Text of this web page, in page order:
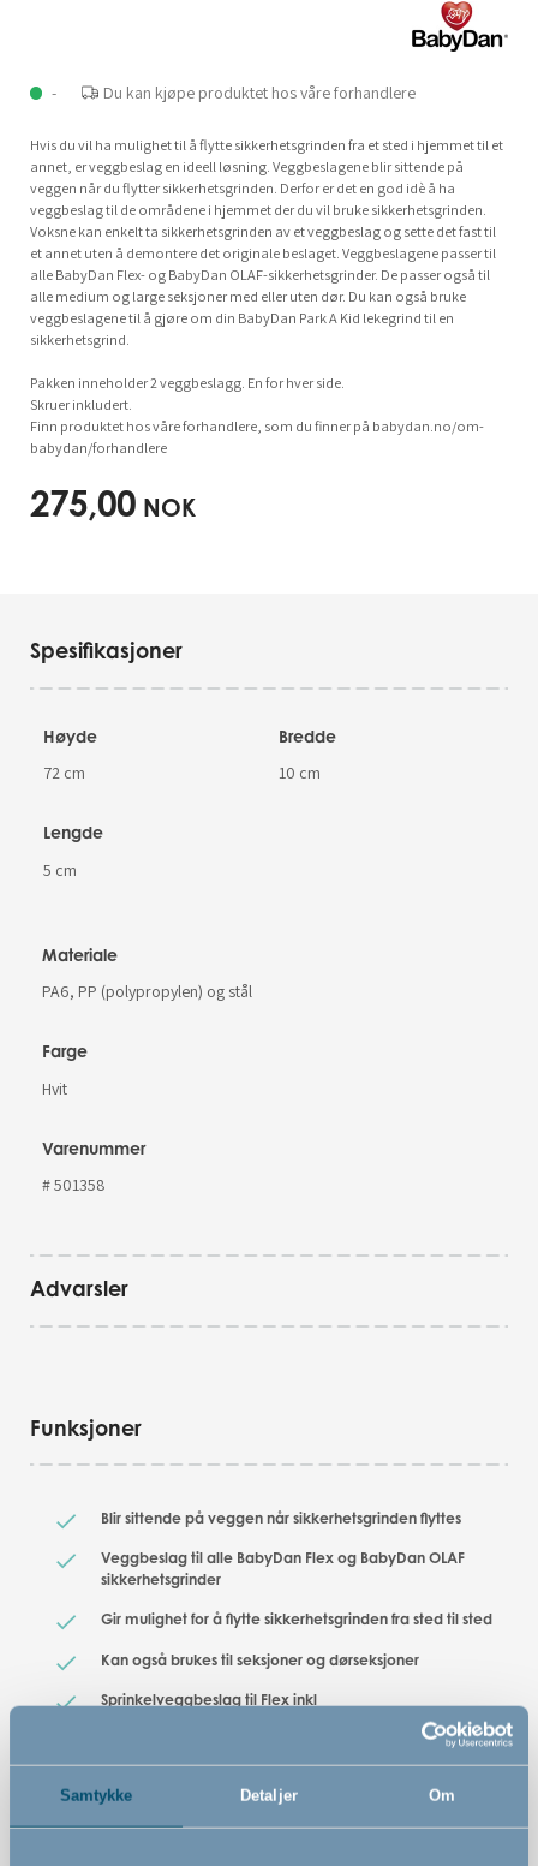
Samtykke Detaljer Om
- Du kan kjøpe produktet hos våre forhandlere
Hvis du vil ha mulighet til å flytte sikkerhetsgrinden fra et sted i hjemmet til et
annet, er veggbeslag en ideell løsning. Veggbeslagene blir sittende på
veggen når du flytter sikkerhetsgrinden. Derfor er det en god idè å ha
veggbeslag til de områdene i hjemmet der du vil bruke sikkerhetsgrinden.
Voksne kan enkelt ta sikkerhetsgrinden av et veggbeslag og sette det fast til
et annet uten å demontere det originale beslaget. Veggbeslagene passer til
alle BabyDan Flex- og BabyDan OLAF-sikkerhetsgrinder. De passer også til
alle medium og large seksjoner med eller uten dør. Du kan også bruke
veggbeslagene til å gjøre om din BabyDan Park A Kid lekegrind til en
sikkerhetsgrind.
Pakken inneholder 2 veggbeslagg. En for hver side.
Skruer inkludert.
Finn produktet hos våre forhandlere, som du finner på babydan.no/om-
babydan/forhandlere
275,00 NOK
Spesifikasjoner
Høyde
72 cm
Bredde
10 cm
Lengde
5 cm
Materiale
PA6, PP (polypropylen) og stål
Farge
Hvit
Varenummer
# 501358
Advarsler
Funksjoner
Blir sittende på veggen når sikkerhetsgrinden flyttes
Veggbeslag til alle BabyDan Flex og BabyDan OLAF
sikkerhetsgrinder
Gir mulighet for å flytte sikkerhetsgrinden fra sted til sted
Kan også brukes til seksjoner og dørseksjoner
Sprinkelveggbeslag til Flex inkl
lekegrind til en sikkerhetsgrind